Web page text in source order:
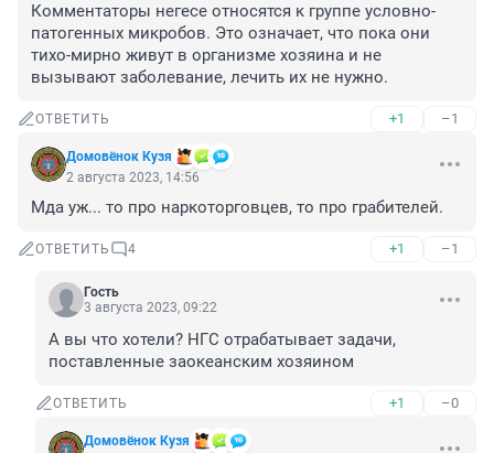
Комментаторы негесе относятся к группе условно-
патогенных микробов. Это означает, что пока они
тихо-мирно живут в организме хозяина и не
вызывают заболевание, лечить их не нужно.
ОТВЕТИТЬ +1 –1
Домовёнок Кузя
2 августа 2023, 14:56
Мда уж... то про наркоторговцев, то про грабителей.
ОТВЕТИТЬ 4 +1 –1
Гость
3 августа 2023, 09:22
А вы что хотели? НГС отрабатывает задачи,
поставленные заокеанским хозяином
ОТВЕТИТЬ +1 –0
Домовёнок Кузя